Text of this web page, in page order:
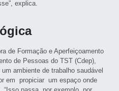
explica.
de Formação e Aperfeiçoamento
de Pessoas do TST (Cdep),
ambiente de trabalho saudável
em propiciar um espaço onde